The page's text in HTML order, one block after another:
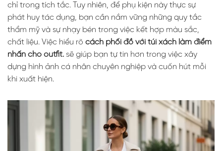
chỉ trong tích tắc. Tuy nhiên, để phụ kiện này thực sự
phát huy tác dụng, bạn cần nắm vững những quy tắc
thẩm mỹ và sự nhạy bén trong việc kết hợp màu sắc,
chất liệu. Việc hiểu rõ cách phối đồ với túi xách làm điểm
nhấn cho outfit. sẽ giúp bạn tự tin hơn trong việc xây
dựng hình ảnh cá nhân chuyên nghiệp và cuốn hút mỗi
khi xuất hiện.